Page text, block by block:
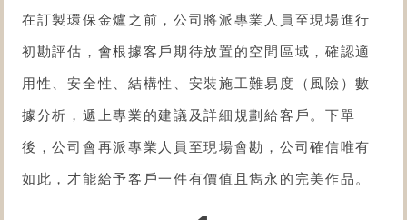
在訂製環保金爐之前，公司將派專業人員至現場進行
初勘評估，會根據客戶期待放置的空間區域，確認適
用性、安全性、結構性、安裝施工難易度（風險）數
據分析，遞上專業的建議及詳細規劃給客戶。下單
後，公司會再派專業人員至現場會勘，公司確信唯有
如此，才能給予客戶一件有價值且雋永的完美作品。